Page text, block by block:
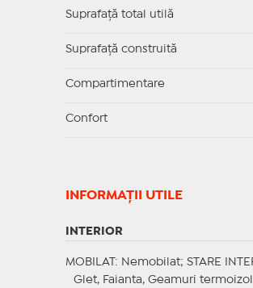
Suprafaţă total utilă
Suprafaţă construită
Compartimentare
Confort
INFORMAŢII UTILE
INTERIOR
MOBILAT : Nemobilat; STARE
Glet, Faianta, Geamuri